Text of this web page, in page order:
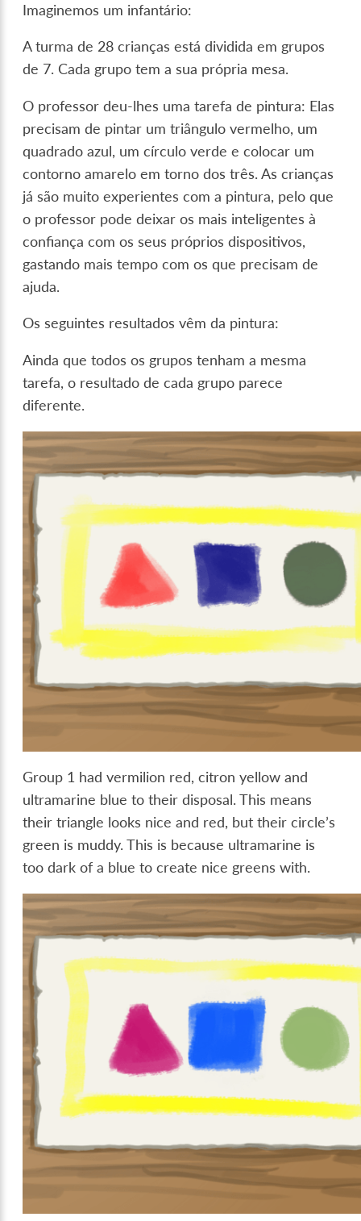
Imaginemos um infantário:
A turma de 28 crianças está dividida em grupos
de 7. Cada grupo tem a sua própria mesa.
O professor deu-lhes uma tarefa de pintura: Elas
precisam de pintar um triângulo vermelho, um
quadrado azul, um círculo verde e colocar um
contorno amarelo em torno dos três. As crianças
já são muito experientes com a pintura, pelo que
o professor pode deixar os mais inteligentes à
confiança com os seus próprios dispositivos,
gastando mais tempo com os que precisam de
ajuda.
Os seguintes resultados vêm da pintura:
Ainda que todos os grupos tenham a mesma
tarefa, o resultado de cada grupo parece
diferente.
Group 1 had vermilion red, citron yellow and
ultramarine blue to their disposal. This means
their triangle looks nice and red, but their circle’s
green is muddy. This is because ultramarine is
too dark of a blue to create nice greens with.